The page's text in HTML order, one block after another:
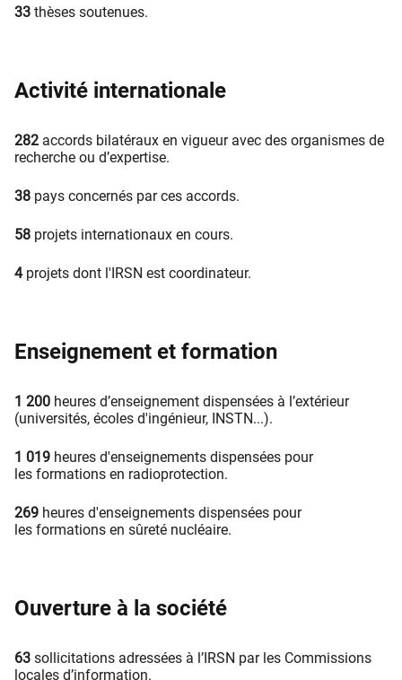
33 thèses soutenues.
Activité internationale
282 accords bilatéraux en vigueur avec des organismes de
recherche ou d’expertise.
38 pays concernés par ces accords.
58 projets internationaux en cours.
4 projets dont l'IRSN est coordinateur.
Enseignement et formation
1 200 heures d’enseignement dispensées à l’extérieur
(universités, écoles d'ingénieur, INSTN...).
1 019 heures d'enseignements dispensées pour
les formations en radioprotection.
269 heures d'enseignements dispensées pour
les formations en sûreté nucléaire.
Ouverture à la société
63 sollicitations adressées à l’IRSN par les Commissions
locales d’information.